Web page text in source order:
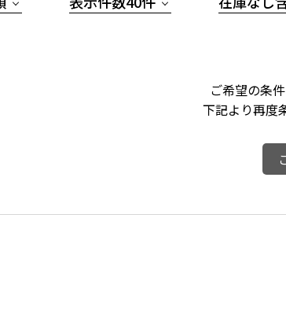
ご希望の条
下記より再度